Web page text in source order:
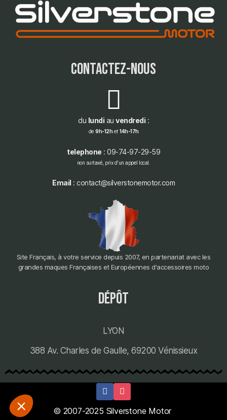
contactez-nous
du lundi au vendredi :
de 9h-12het 14h-17h
telephone : 09-74-97-29-59
non surtaxé, prix d'un appel local.
Email : contact@silverstonemotor.com
Site Français, à votre service depuis 2007, en partenariat avec les
grandes maques Françaises et Européennes d'accessoires moto
dépôt
LYON
388 Av. Charles de Gaulle, 69200 Vénissieux
© 2007-2025 Silverstone Motor